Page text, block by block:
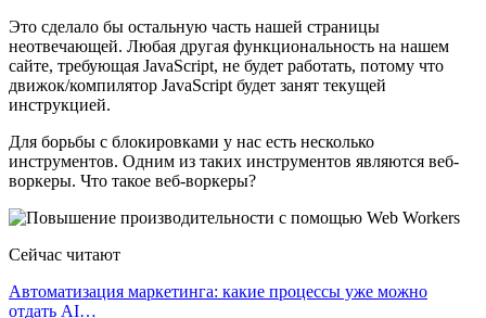
Это сделало бы остальную часть нашей страницы
неотвечающей. Любая другая функциональность на нашем
сайте, требующая JavaScript, не будет работать, потому что
движок/компилятор JavaScript будет занят текущей
инструкцией.
Для борьбы с блокировками у нас есть несколько
инструментов. Одним из таких инструментов являются веб-
воркеры. Что такое веб-воркеры?
Сейчас читают
Автоматизация маркетинга: какие процессы уже можно
отдать AI…